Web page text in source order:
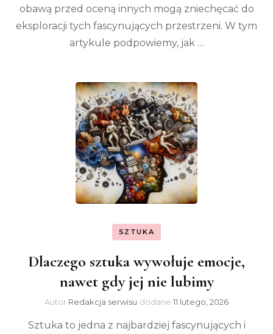
obawą przed oceną innych mogą zniechęcać do
eksploracji tych fascynujących przestrzeni. W tym
artykule podpowiemy, jak …
SZTUKA
Dlaczego sztuka wywołuje emocje,
nawet gdy jej nie lubimy
Autor Redakcja serwisu dodane 11 lutego, 2026
Sztuka to jedna z najbardziej fascynujących i